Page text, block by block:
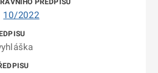
10/2022